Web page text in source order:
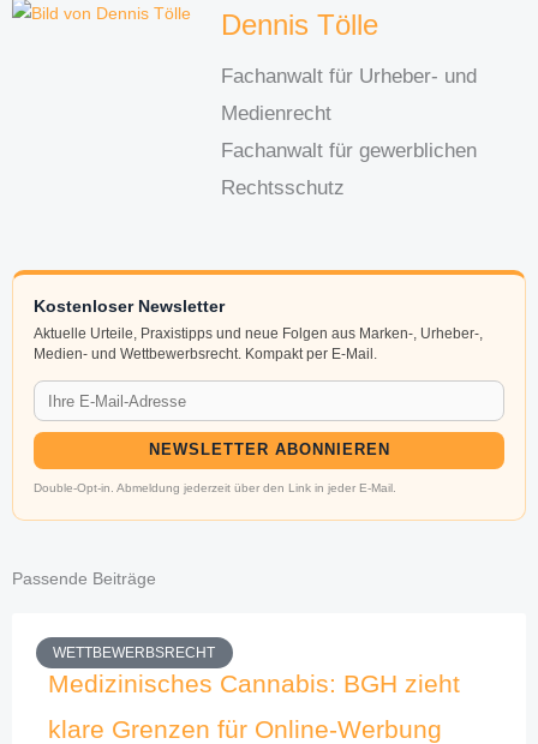
Dennis Tölle
Fachanwalt für Urheber- und
Medienrecht
Fachanwalt für gewerblichen
Rechtsschutz
Kostenloser Newsletter
Aktuelle Urteile, Praxistipps und neue Folgen aus Marken-, Urheber-,
Medien- und Wettbewerbsrecht. Kompakt per E-Mail.
NEWSLETTER ABONNIEREN
Double-Opt-in. Abmeldung jederzeit über den Link in jeder E-Mail.
Passende Beiträge
WETTBEWERBSRECHT
Medizinisches Cannabis: BGH zieht
klare Grenzen für Online-Werbung